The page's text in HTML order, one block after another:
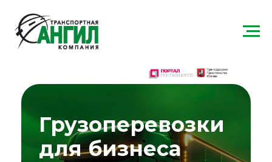
Грузоперевозки
для бизнеса